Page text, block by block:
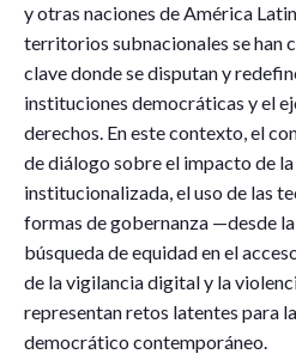
y otras naciones de América
territorios subnacionales se han
clave donde se disputan y
instituciones democráticas y el
derechos. En este contexto, el
de diálogo sobre el impacto de
institucionalizada, el uso de las
formas de gobernanza —desde
búsqueda de equidad en el
de la vigilancia digital y la
representan retos latentes para
democrático contemporáneo.